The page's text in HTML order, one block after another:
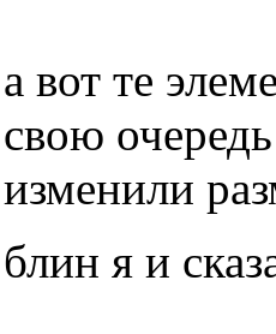
а вот те
свою
изменили
блин я и